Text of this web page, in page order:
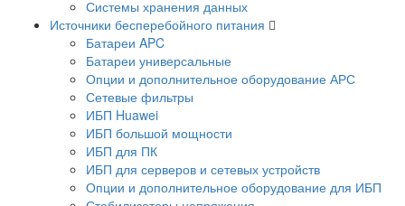
Системы хранения данных
Источники бесперебойного питания
Батареи APC
Батареи универсальные
Опции и дополнительное оборудование АРС
Сетевые фильтры
ИБП Huawei
ИБП большой мощности
ИБП для ПК
ИБП для серверов и сетевых устройств
Опции и дополнительное оборудование для ИБП